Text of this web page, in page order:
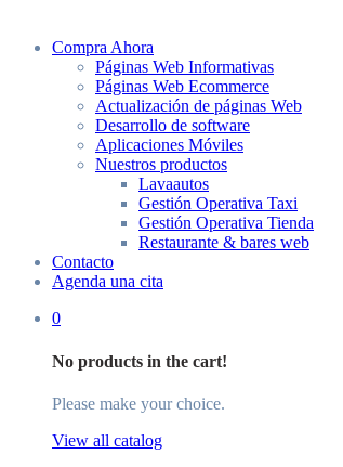
Compra Ahora
Páginas Web Informativas
Páginas Web Ecommerce
Actualización de páginas Web
Desarrollo de software
Aplicaciones Móviles
Nuestros productos
Lavaautos
Gestión Operativa Taxi
Gestión Operativa Tienda
Restaurante & bares web
Contacto
Agenda una cita
0
No products in the cart!
Please make your choice.
View all catalog